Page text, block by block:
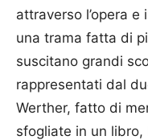
attraverso l’opera
una trama fatta di
suscitano grandi
rappresentati dal
Werther, fatto di
sfogliate in un libro,